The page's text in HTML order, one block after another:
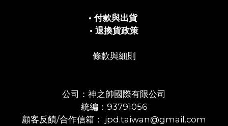
• 付款與出貨
• 退換貨政策
條款與細則
公司：神之帥國際有限公司
統編：93791056
顧客反饋/合作信箱： jpd.taiwan@gmail.com